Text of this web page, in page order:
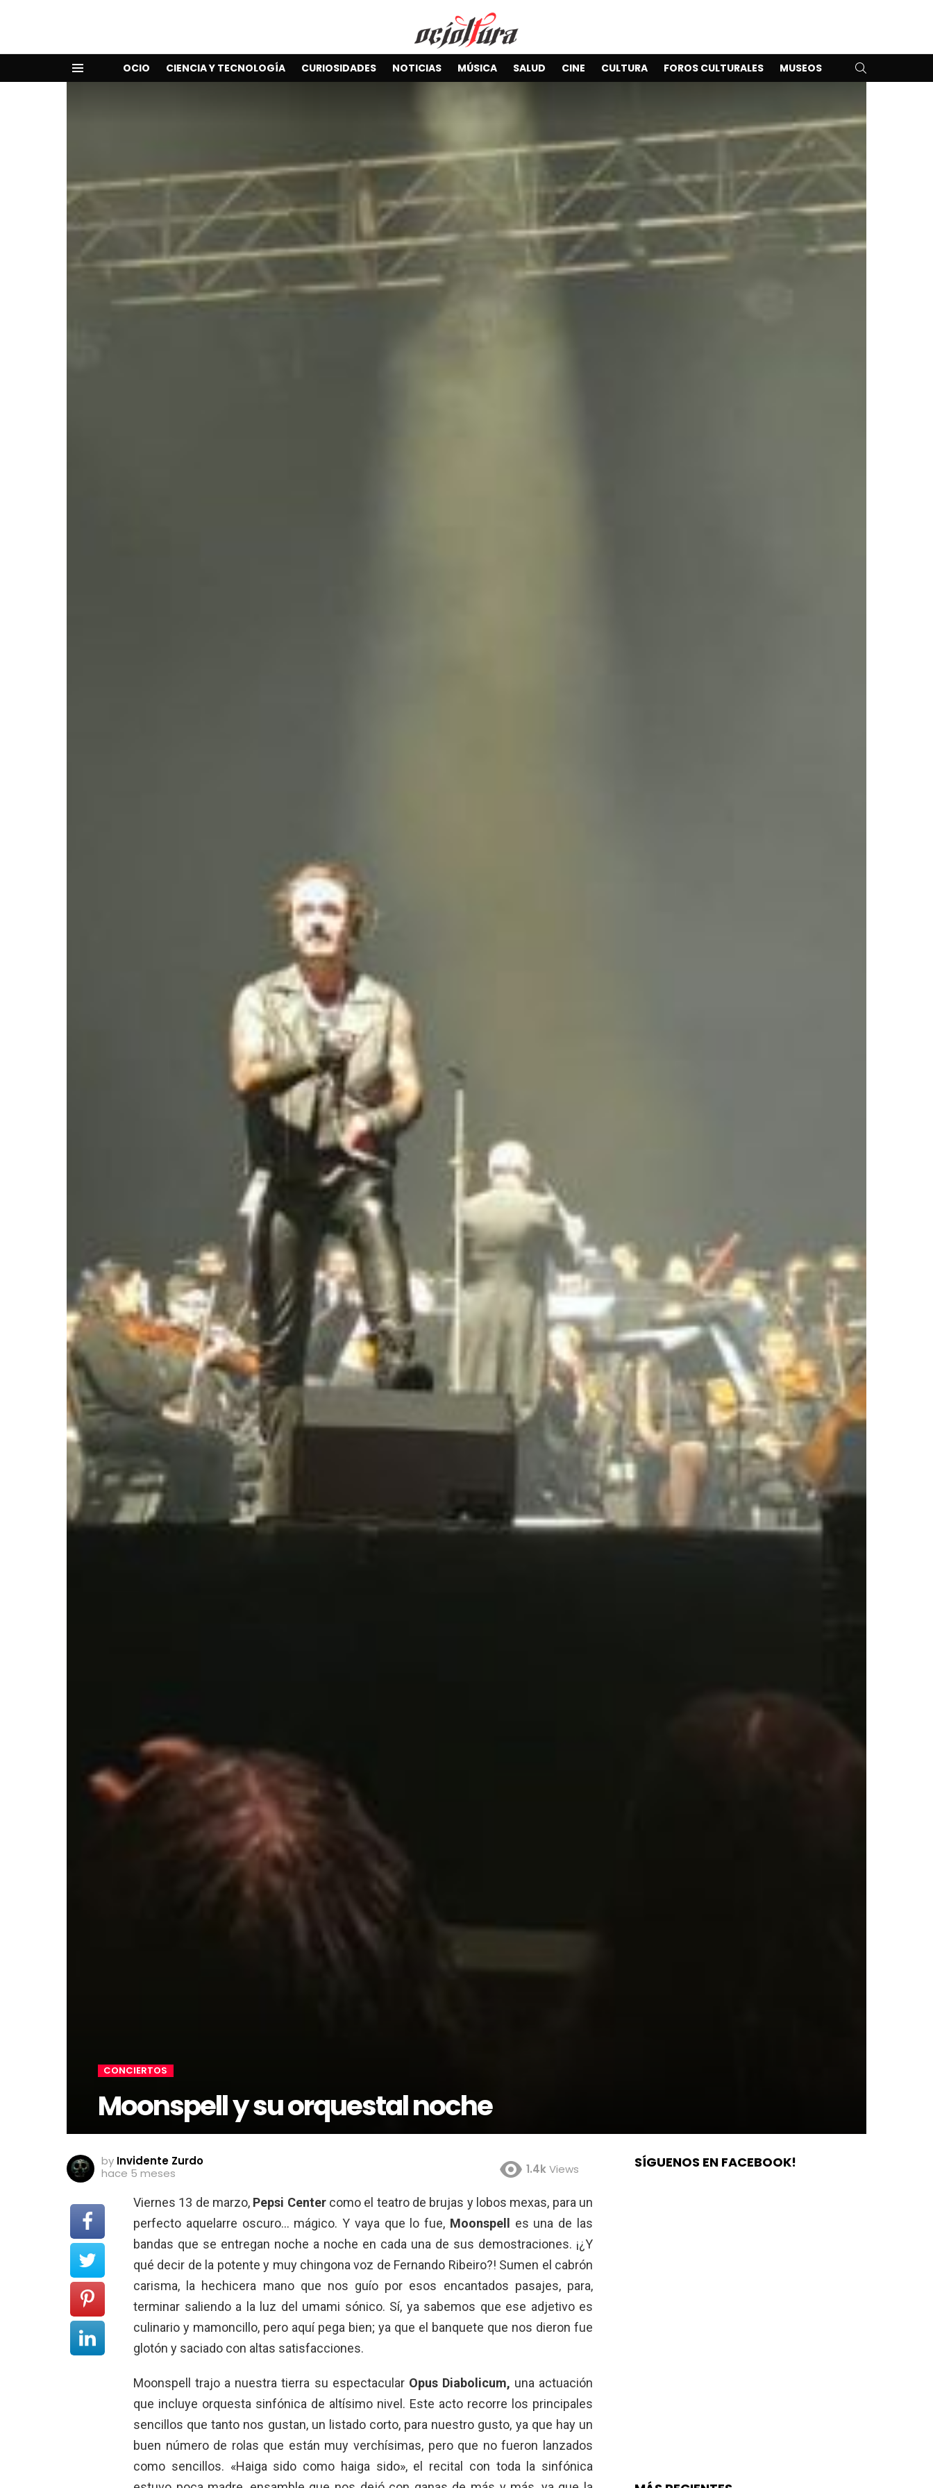
OCIO CIENCIA Y TECNOLOGÍA CURIOSIDADES NOTICIAS MÚSICA SALUD CINE CULTURA FOROS CULTURALES MUSEOS
CONCIERTOS
Moonspell y su orquestal noche
by Invidente Zurdo
hace 5 meses
1.4kViews
Viernes 13 de marzo, Pepsi Center como el teatro de brujas y lobos mexas, para un
perfecto aquelarre oscuro… mágico. Y vaya que lo fue, Moonspell es una de las
bandas que se entregan noche a noche en cada una de sus demostraciones. ¡¿Y
qué decir de la potente y muy chingona voz de Fernando Ribeiro?! Sumen el cabrón
carisma, la hechicera mano que nos guío por esos encantados pasajes, para,
terminar saliendo a la luz del umami sónico. Sí, ya sabemos que ese adjetivo es
culinario y mamoncillo, pero aquí pega bien; ya que el banquete que nos dieron fue
glotón y saciado con altas satisfacciones.
Moonspell trajo a nuestra tierra su espectacular Opus Diabolicum, una actuación
que incluye orquesta sinfónica de altísimo nivel. Este acto recorre los principales
sencillos que tanto nos gustan, un listado corto, para nuestro gusto, ya que hay un
buen número de rolas que están muy verchísimas, pero que no fueron lanzados
como sencillos. «Haiga sido como haiga sido», el recital con toda la sinfónica
SÍGUENOS EN FACEBOOK!